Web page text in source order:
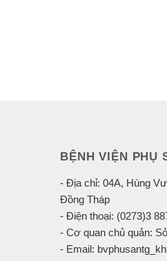
BỆNH VIỆN PHỤ
- Địa chỉ: 04A, Hùng
Đồng Tháp
- Điện thoại: (0273)3
- Cơ quan chủ quản:
- Email: